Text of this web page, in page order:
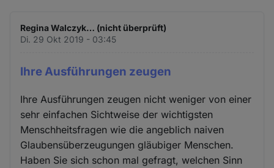
Regina Walczyk… (nicht überprüft)
Di. 29 Okt 2019 - 03:45
Ihre Ausführungen zeugen
Ihre Ausführungen zeugen nicht weniger von einer
sehr einfachen Sichtweise der wichtigsten
Menschheitsfragen wie die angeblich naiven
Glaubensüberzeugungen gläubiger Menschen.
Haben Sie sich schon mal gefragt, welchen Sinn